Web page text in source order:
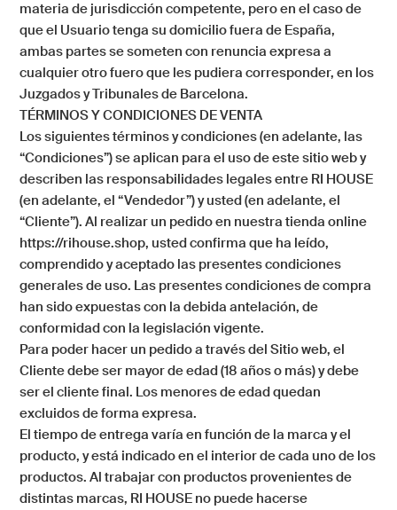
materia de jurisdicción competente, pero en el caso de
que el Usuario tenga su domicilio fuera de España,
ambas partes se someten con renuncia expresa a
cualquier otro fuero que les pudiera corresponder, en los
Juzgados y Tribunales de Barcelona.
TÉRMINOS Y CONDICIONES DE VENTA
Los siguientes términos y condiciones (en adelante, las
“Condiciones”) se aplican para el uso de este sitio web y
describen las responsabilidades legales entre RI HOUSE
(en adelante, el “Vendedor”) y usted (en adelante, el
“Cliente”). Al realizar un pedido en nuestra tienda online
https://rihouse.shop, usted confirma que ha leído,
comprendido y aceptado las presentes condiciones
generales de uso. Las presentes condiciones de compra
han sido expuestas con la debida antelación, de
conformidad con la legislación vigente.
Para poder hacer un pedido a través del Sitio web, el
Cliente debe ser mayor de edad (18 años o más) y debe
ser el cliente final. Los menores de edad quedan
excluidos de forma expresa.
El tiempo de entrega varía en función de la marca y el
producto, y está indicado en el interior de cada uno de los
productos. Al trabajar con productos provenientes de
distintas marcas, RI HOUSE no puede hacerse